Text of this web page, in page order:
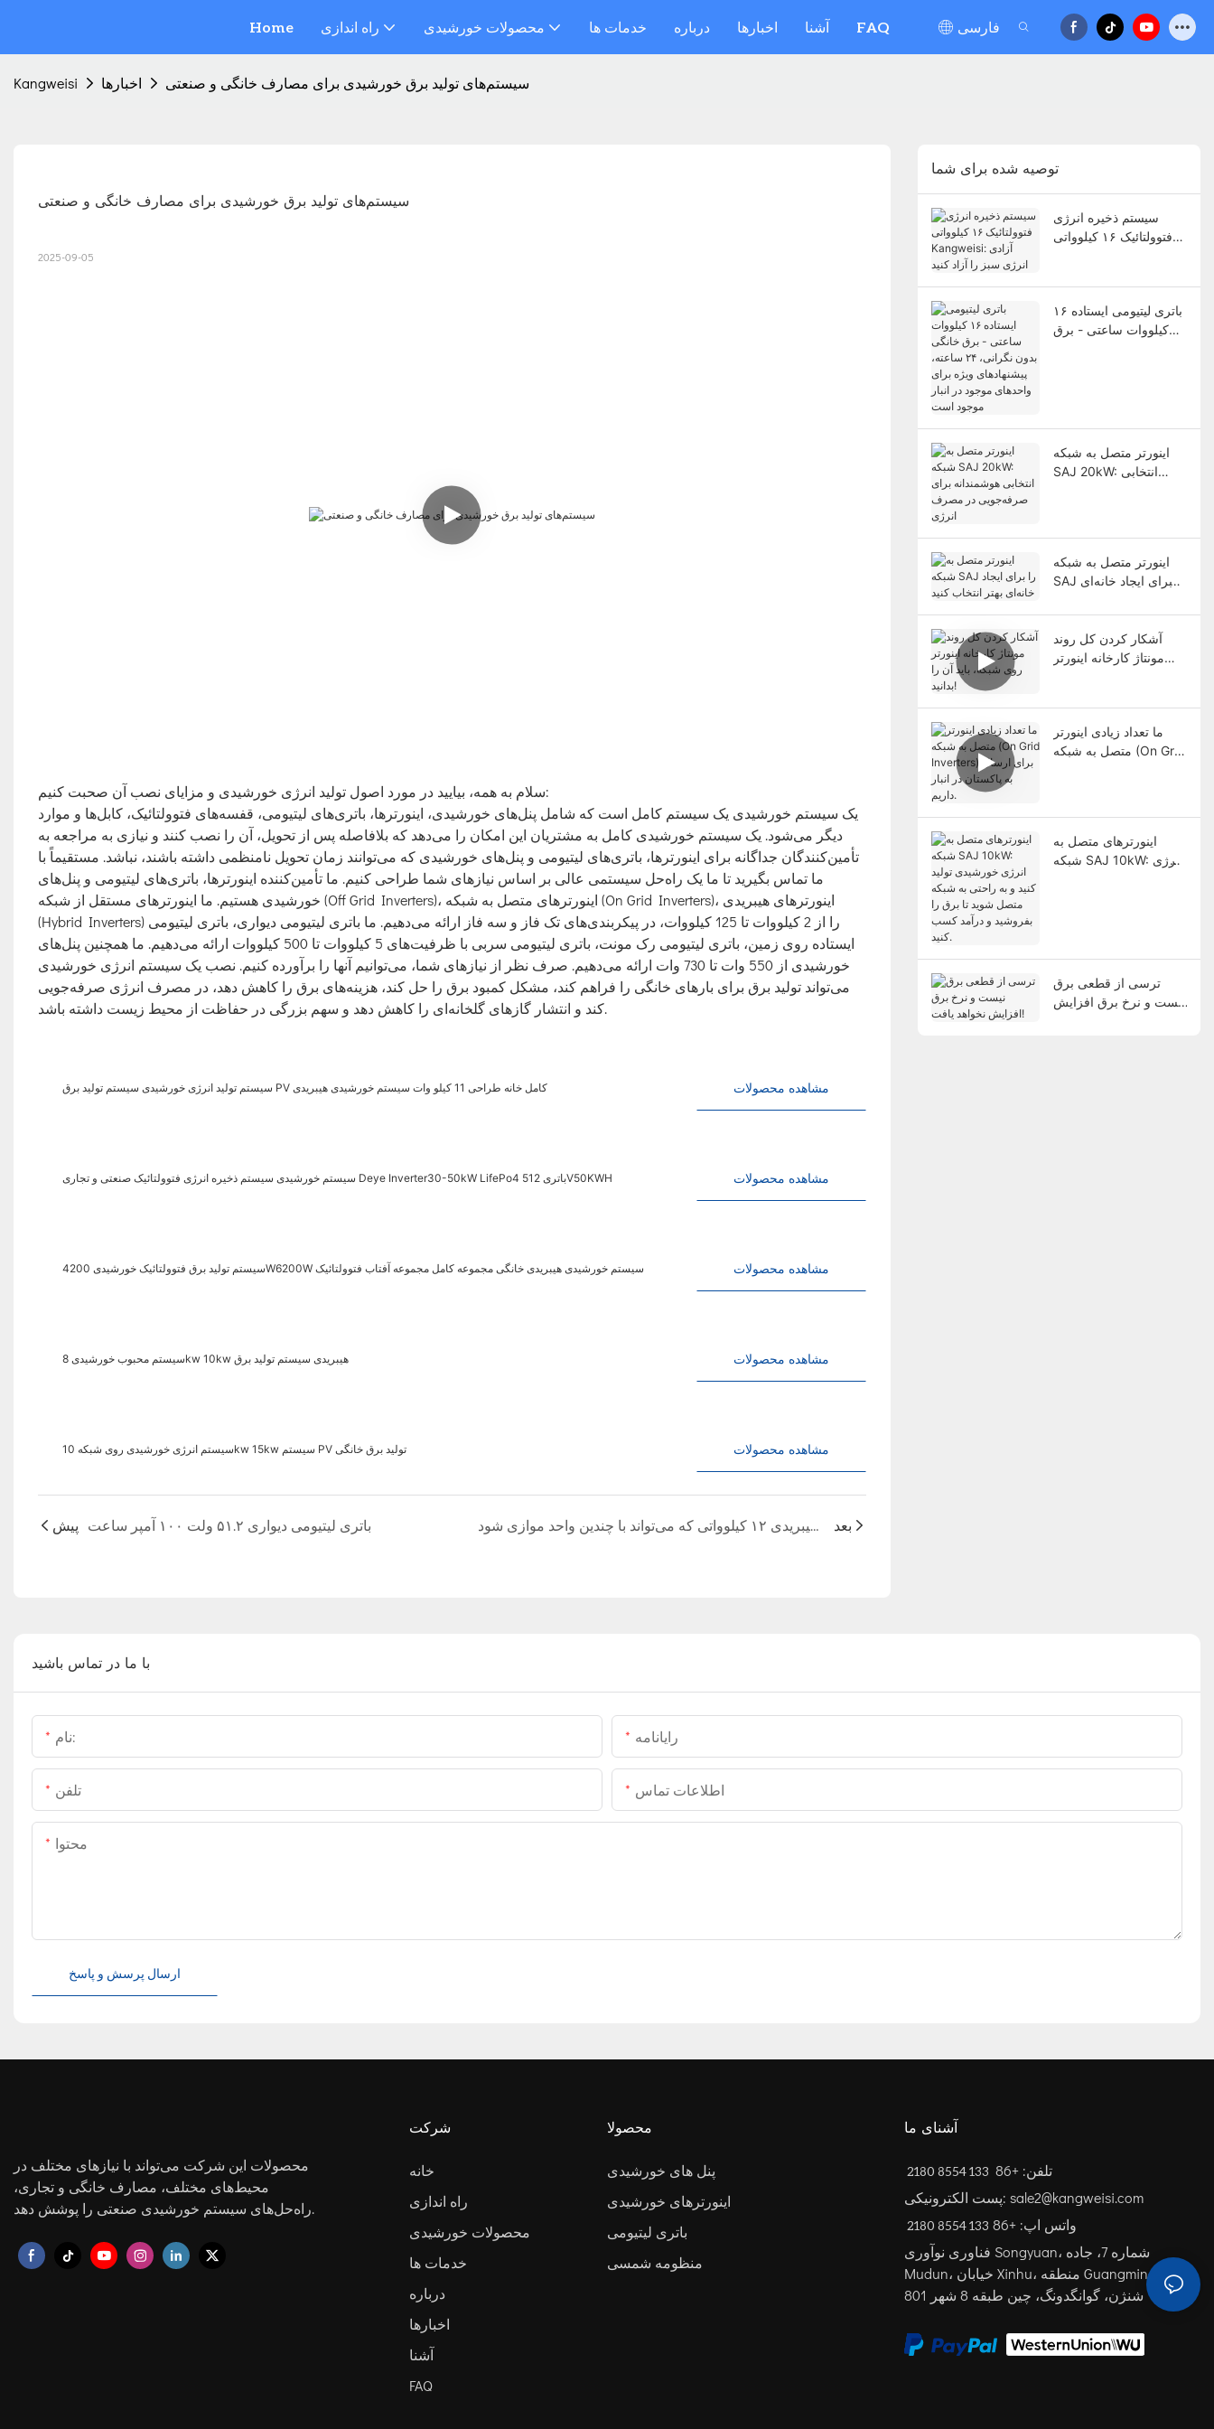
Home راه اندازی محصولات خورشیدی خدمات ها درباره اخبارها آشنا FAQ فارسی
Kangweisi اخبارها سیستم‌های تولید برق خورشیدی برای مصارف خانگی و صنعتی
سیستم‌های تولید برق خورشیدی برای مصارف خانگی و صنعتی
2025-09-05
سلام به همه، بیایید در مورد اصول تولید انرژی خورشیدی و مزایای نصب آن صحبت کنیم:
یک سیستم خورشیدی یک سیستم کامل است که شامل پنل‌های خورشیدی، اینورترها، باتری‌های لیتیومی، قفسه‌های فتوولتائیک، کابل‌ها و موارد
دیگر می‌شود. یک سیستم خورشیدی کامل به مشتریان این امکان را می‌دهد که بلافاصله پس از تحویل، آن را نصب کنند و نیازی به مراجعه به
تأمین‌کنندگان جداگانه برای اینورترها، باتری‌های لیتیومی و پنل‌های خورشیدی که می‌توانند زمان تحویل نامنظمی داشته باشند، نباشد. مستقیماً با
ما تماس بگیرید تا ما یک راه‌حل سیستمی عالی بر اساس نیازهای شما طراحی کنیم. ما تأمین‌کننده اینورترها، باتری‌های لیتیومی و پنل‌های
خورشیدی هستیم. ما اینورترهای مستقل از شبکه (Off Grid Inverters)، اینورترهای متصل به شبکه (On Grid Inverters)، اینورترهای هیبریدی
(Hybrid Inverters) را از 2 کیلووات تا 125 کیلووات، در پیکربندی‌های تک فاز و سه فاز ارائه می‌دهیم. ما باتری لیتیومی دیواری، باتری لیتیومی
ایستاده روی زمین، باتری لیتیومی رک مونت، باتری لیتیومی سربی با ظرفیت‌های 5 کیلووات تا 500 کیلووات ارائه می‌دهیم. ما همچنین پنل‌های
خورشیدی از 550 وات تا 730 وات ارائه می‌دهیم. صرف نظر از نیازهای شما، می‌توانیم آنها را برآورده کنیم. نصب یک سیستم انرژی خورشیدی
می‌تواند تولید برق برای بارهای خانگی را فراهم کند، مشکل کمبود برق را حل کند، هزینه‌های برق را کاهش دهد، در مصرف انرژی صرفه‌جویی
کند و انتشار گازهای گلخانه‌ای را کاهش دهد و سهم بزرگی در حفاظت از محیط زیست داشته باشد.
سیستم تولید انرژی خورشیدی سیستم تولید برق PV کامل خانه طراحی 11 کیلو وات سیستم خورشیدی هیبریدی مشاهده محصولات
سیستم خورشیدی سیستم ذخیره انرژی فتوولتائیک صنعتی و تجاری Deye Inverter30-50kW LifePo4 باتری 512V50KWH مشاهده محصولات
سیستم تولید برق فتوولتائیک خورشیدی 4200W6200W سیستم خورشیدی هیبریدی خانگی مجموعه کامل مجموعه آفتاب فتوولتائیک مشاهده محصولات
سیستم محبوب خورشیدی 8kw 10kw هیبریدی سیستم تولید برق مشاهده محصولات
سیستم انرژی خورشیدی روی شبکه 10kw 15kw سیستم PV تولید برق خانگی مشاهده محصولات
پیش باتری لیتیومی دیواری ۵۱.۲ ولت ۱۰۰ آمپر ساعت اینورتر هیبریدی ۱۲ کیلوواتی که می‌تواند با چندین واحد موازی شود بعد
توصیه شده برای شما
سیستم ذخیره انرژی
فتوولتائیک ۱۶ کیلوواتی
باتری لیتیومی ایستاده ۱۶
کیلووات ساعتی - برق
اینورتر متصل به شبکه
SAJ 20kW: انتخابی
اینورتر متصل به شبکه
SAJ را برای ایجاد خانه‌ای
آشکار کردن کل روند
مونتاژ کارخانه اینورتر
ما تعداد زیادی اینورتر
متصل به شبکه (On Grid
اینورترهای متصل به
شبکه SAJ 10kW: انرژی
ترسی از قطعی برق
نیست و نرخ برق افزایش
با ما در تماس باشید
نام: رایانامه
تلفن اطلاعات تماس
محتوا
ارسال پرسش و پاسخ
محصولات این شرکت می‌تواند با نیازهای مختلف در
محیط‌های مختلف، مصارف خانگی و تجاری،
راه‌حل‌های سیستم خورشیدی صنعتی را پوشش دهد.
شرکت
خانه
راه اندازی
محصولات خورشیدی
خدمات ها
درباره
اخبارها
آشنا
FAQ
محصولا
پنل های خورشیدی
اینورترهای خورشیدی
باتری لیتیومی
منظومه شمسی
آشنای ما
تلفن: +86
پست الکترونیکی: sale2@kangweisi.com
واتس اپ: +86
فناوری نوآوری Songyuan، شماره 7، جاده
Mudun، خیابان Xinhu، منطقه Guangming،
شنژن، گوانگدونگ، چین طبقه 8 شهر 801